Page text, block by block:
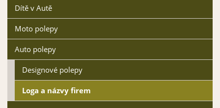
Fialová matná 043
Vybrat
Dítě v Autě
Moto polepy
Auto polepy
Designové polepy
Loga a názvy firem